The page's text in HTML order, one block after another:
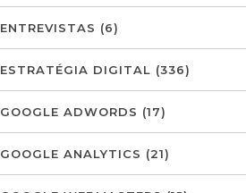
ENTREVISTAS (6)
ESTRATÉGIA DIGITAL (336)
GOOGLE ADWORDS (17)
GOOGLE ANALYTICS (21)